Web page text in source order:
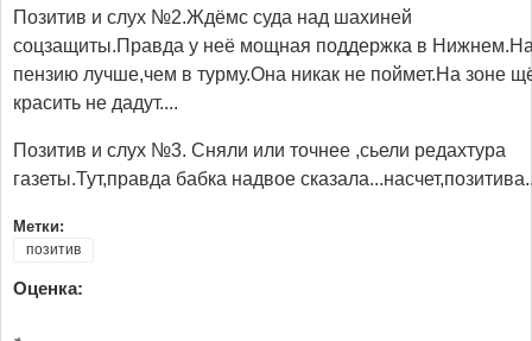
Позитив и слух №2.Ждёмс суда над шахиней
соцзащиты.Правда у неё мощная поддержка в
пензию лучше,чем в турму.Она никак не поймет.На зоне
красить не дадут....
Позитив и слух №3. Сняли или точнее ,сьели редахтура
газеты.Тут,правда бабка надвое
Метки:
позитив
Оценка: